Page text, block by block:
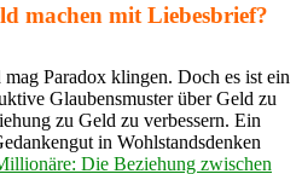
machen mit Liebesbrief?
Paradox klingen. Doch es ist ein
Glaubensmuster über Geld zu
zu Geld zu verbessern. Ein
in Wohlstandsdenken
Die Beziehung zwischen